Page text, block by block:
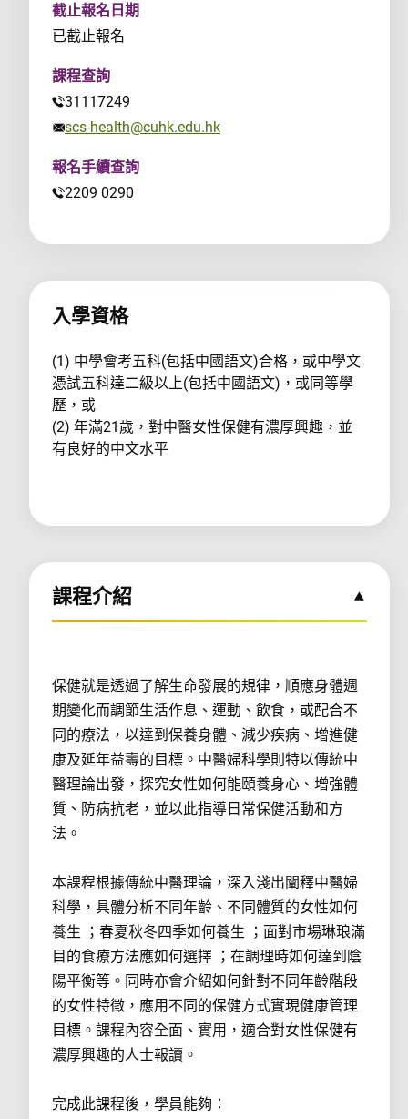
截止報名日期
已截止報名
課程查詢
31117249
scs-health@cuhk.edu.hk
報名手續查詢
2209 0290
入學資格
(1) 中學會考五科(包括中國語文)合格，或中學文
憑試五科達二級以上(包括中國語文)，或同等學
歷，或
(2) 年滿21歲，對中醫女性保健有濃厚興趣，並
有良好的中文水平
課程介紹
保健就是透過了解生命發展的規律，順應身體週
期變化而調節生活作息、運動、飲食，或配合不
同的療法，以達到保養身體、減少疾病、增進健
康及延年益壽的目標。中醫婦科學則特以傳統中
醫理論出發，探究女性如何能頤養身心、增強體
質、防病抗老，並以此指導日常保健活動和方
法。
本課程根據傳統中醫理論，深入淺出闡釋中醫婦
科學，具體分析不同年齡、不同體質的女性如何
養生 ；春夏秋冬四季如何養生 ；面對市場琳琅滿
目的食療方法應如何選擇 ；在調理時如何達到陰
陽平衡等。同時亦會介紹如何針對不同年齡階段
的女性特徵，應用不同的保健方式實現健康管理
目標。課程內容全面、實用，適合對女性保健有
濃厚興趣的人士報讀。
完成此課程後，學員能夠：